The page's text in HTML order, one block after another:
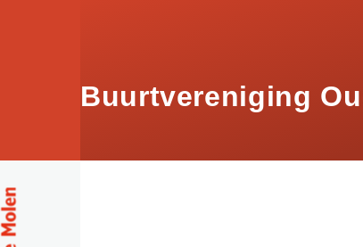
Buurtvereniging